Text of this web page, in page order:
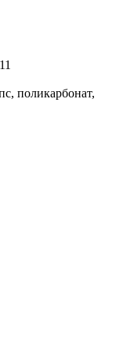
поликарбонат,